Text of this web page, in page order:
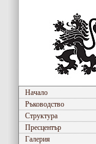
Начало
Ръководство
Структура
Пресцентър
Галерия